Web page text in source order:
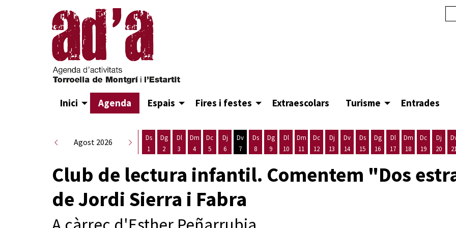
Inici Agenda Espais Fires i festes Extraescolars Turisme Entrades
Agost 2026
Ds
1
Dg
2
Dl
3
Dm
4
Dc
5
Dj
6
Dv
7
Ds
8
Dg
9
Dl
10
Dm
11
Dc
12
Dj
13
Dv
14
Ds
15
Dg
16
Dl
17
Dm
18
Dc
19
Dj
20
Club de lectura infantil. Comentem "Dos
de Jordi Sierra i Fabra